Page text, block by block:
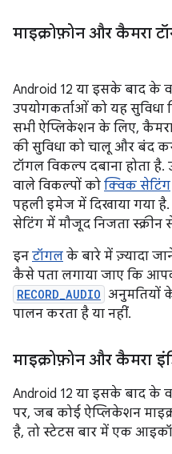
माइक्रोफ़ोन और कैमरा
Android 12 या इसके बाद के
उपयोगकर्ताओं को यह सुविधा
सभी ऐप्लिकेशन के लिए,
की सुविधा को चालू और बंद
टॉगल विकल्प दबाना होता
वाले विकल्पों को क्विक सेटिंग
पहली इमेज में दिखाया गया
सेटिंग में मौजूद निजता
इन टॉगल के बारे में ज़्यादा
कैसे पता लगाया जाए कि
RECORD_AUDIO अनुमतियों
पालन करता है या नहीं.
माइक्रोफ़ोन और कैमरा
Android 12 या इसके बाद के
पर, जब कोई ऐप्लिकेशन
है, तो स्टेटस बार में एक